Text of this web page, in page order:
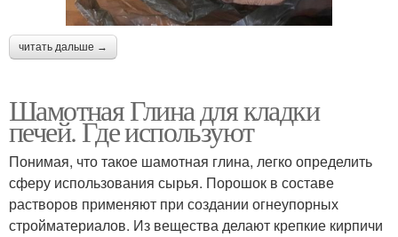
читать дальше →
Шамотная Глина для кладки
печей. Где используют
Понимая, что такое шамотная глина, легко определить
сферу использования сырья. Порошок в составе
растворов применяют при создании огнеупорных
стройматериалов. Из вещества делают крепкие кирпичи